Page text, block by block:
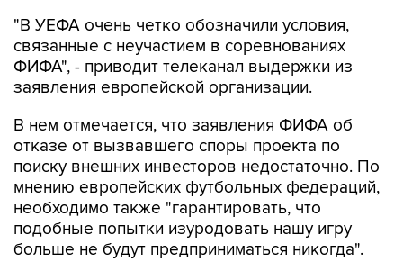
"В УЕФА очень четко обозначили условия,
связанные с неучастием в соревнованиях
ФИФА", - приводит телеканал выдержки из
заявления европейской организации.
В нем отмечается, что заявления ФИФА об
отказе от вызвавшего споры проекта по
поиску внешних инвесторов недостаточно. По
мнению европейских футбольных федераций,
необходимо также "гарантировать, что
подобные попытки изуродовать нашу игру
больше не будут предприниматься никогда".